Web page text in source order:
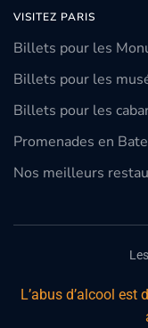
VISITEZ PARIS
Billets pour les
Billets pour les
Billets pour les
Promenades en
Nos meilleurs
L’abus d’alcool